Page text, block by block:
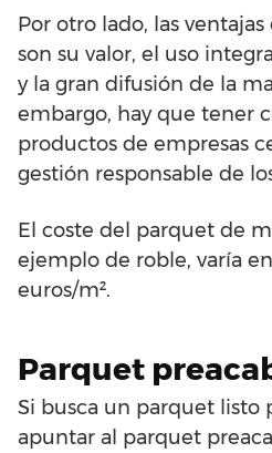
Por otro lado, las
son su valor, el uso
y la gran difusión de la
embargo, hay que tener
productos de empresas
gestión responsable de
El coste del parquet de
ejemplo de roble, varía
euros/m².
Parquet
Si busca un parquet listo
apuntar al parquet